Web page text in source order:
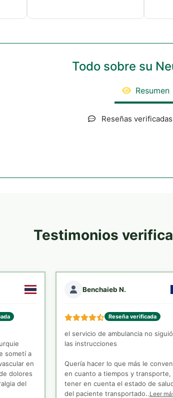
Todo sobre su
Resumen
Reseñas
Testimonios
sometí a
en
dolores
del
Benchaieb N.
Reseña verificada
el servicio de ambulancia no siguió
las instrucciones
Quería hacer lo que más le
en cuanto a tiempos y transporte,
tener en cuenta el estado de
del paciente transportado..Leer